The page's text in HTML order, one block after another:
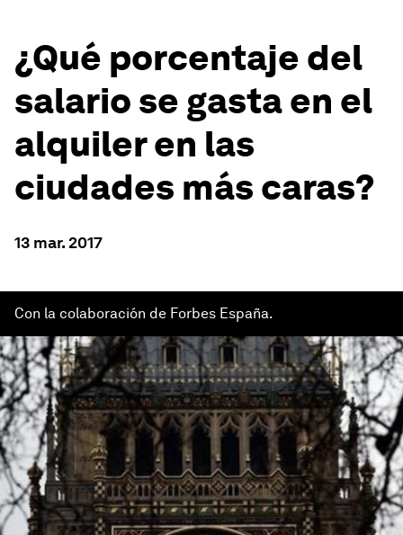
¿Qué porcentaje del
salario se gasta en el
alquiler en las
ciudades más caras?
13 mar. 2017
Con la colaboración de Forbes España.